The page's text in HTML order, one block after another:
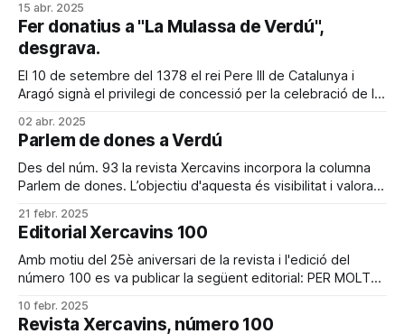
esdeveniment que durant gairebé 600 anys va ser un dels
motors econòmics i socials de Verdú. El proper 26
15 abr. 2025
Fer donatius a "La Mulassa de Verdú",
desgrava.
El 10 de setembre del 1378 el rei Pere III de Catalunya i
Aragó signà el privilegi de concessió per la celebració de la
aniversari de la signatura. L’Associació Cultural Xercavins de
Verdú està impulsant
02 abr. 2025
Parlem de dones a Verdú
Des del núm. 93 la revista Xercavins incorpora la columna
Parlem de dones. L’objectiu d'aquesta és visibilitat i valorar
que les dones de la vila de Verdú (l'Urgell) han realitzat al
llarg de les darreres dècades, en relació amb
21 febr. 2025
Editorial Xercavins 100
Amb motiu del 25è aniversari de la revista i l'edició del
número 100 es va publicar la següent editorial: PER MOLTS
d'ulls, han passat vint-i-cinc anys d'aquell vespre gèlid
10 febr. 2025
Revista Xercavins, número 100